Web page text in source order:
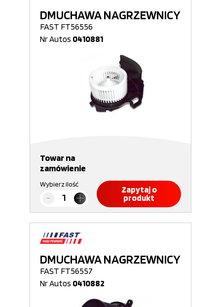
DMUCHAWA NAGRZEWNICY
FAST FT56556
Nr Autos 0410881
Towar na
zamówienie
Wybierz ilość
Zapytaj o
produkt
DMUCHAWA NAGRZEWNICY
FAST FT56557
Nr Autos 0410882